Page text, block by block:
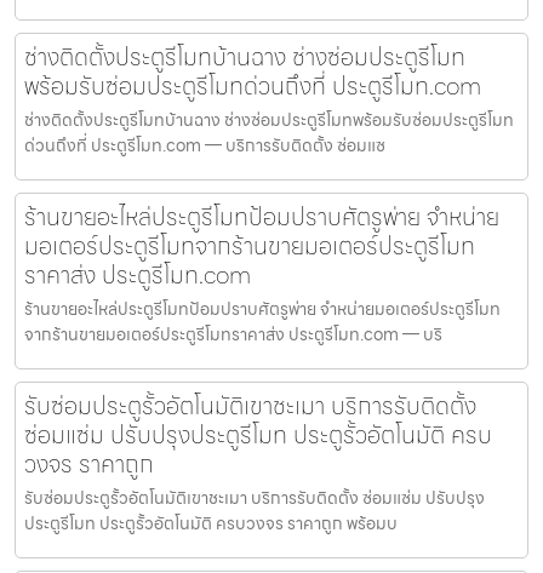
ช่างติดตั้งประตูรีโมทบ้านฉาง ช่างซ่อมประตูรีโมท
พร้อมรับซ่อมประตูรีโมทด่วนถึงที่ ประตูรีโมท.com
ช่างติดตั้งประตูรีโมทบ้านฉาง ช่างซ่อมประตูรีโมทพร้อมรับซ่อมประตูรีโมท
ด่วนถึงที่ ประตูรีโมท.com — บริการรับติดตั้ง ซ่อมแซ
ร้านขายอะไหล่ประตูรีโมทป้อมปราบศัตรูพ่าย จำหน่าย
มอเตอร์ประตูรีโมทจากร้านขายมอเตอร์ประตูรีโมท
ราคาส่ง ประตูรีโมท.com
ร้านขายอะไหล่ประตูรีโมทป้อมปราบศัตรูพ่าย จำหน่ายมอเตอร์ประตูรีโมท
จากร้านขายมอเตอร์ประตูรีโมทราคาส่ง ประตูรีโมท.com — บริ
รับซ่อมประตูรั้วอัตโนมัติเขาชะเมา บริการรับติดตั้ง
ซ่อมแซ่ม ปรับปรุงประตูรีโมท ประตูรั้วอัตโนมัติ ครบ
วงจร ราคาถูก
รับซ่อมประตูรั้วอัตโนมัติเขาชะเมา บริการรับติดตั้ง ซ่อมแซ่ม ปรับปรุง
ประตูรีโมท ประตูรั้วอัตโนมัติ ครบวงจร ราคาถูก พร้อมบ